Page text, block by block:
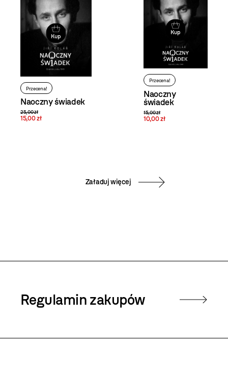
Kup
Przecena!
Naoczny świadek
25,00 zł
15,00 zł
Kup
Przecena!
Naoczny
świadek
15,00 zł
10,00 zł
Załaduj więcej
Regulamin zakupów